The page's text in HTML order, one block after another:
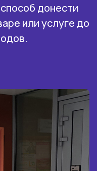
донести
или услуге до